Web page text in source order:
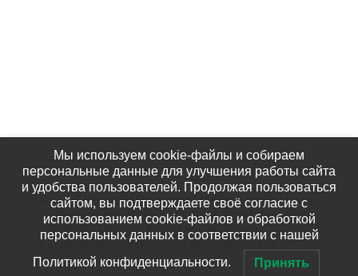
© 2020 Региональная общественная организация
«Крымское общество родителей детей-инвалидов
«Подари надежду» Все права защищены.
Копирование материалов сайта запрещено!
Мы используем cookie-файлы и собираем
персональные данные для улучшения работы сайта
и удобства пользователей. Продолжая пользоваться
сайтом, вы подтверждаете своё согласие с
использованием cookie-файлов и обработкой
персональных данных в соответствии с нашей
Политикой конфиденциальности. Принять